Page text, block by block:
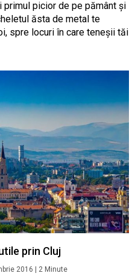
picior de pe pământ și
ăsta de metal te
spre locuri în care teneșii tăi
prin Cluj
2016 2 Minute